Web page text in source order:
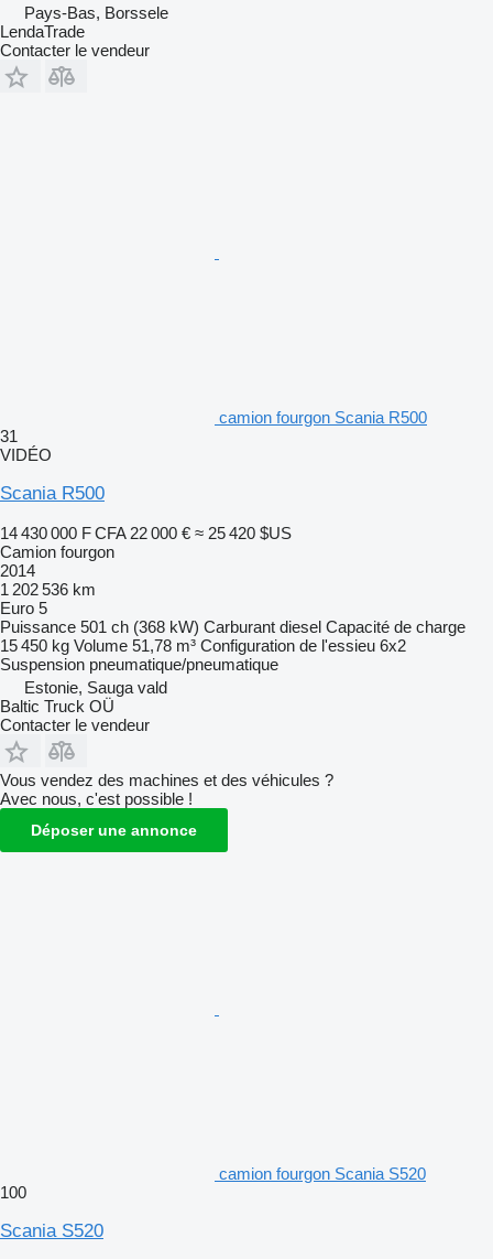
Pays-Bas, Borssele
LendaTrade
Contacter le vendeur
camion fourgon Scania R500
31
VIDÉO
Scania R500
14 430 000 F CFA 22 000 € ≈ 25 420 $US
Camion fourgon
2014
1 202 536 km
Euro 5
Puissance 501 ch (368 kW) Carburant diesel Capacité de charge
15 450 kg Volume 51,78 m³ Configuration de l'essieu 6x2
Suspension pneumatique/pneumatique
Estonie, Sauga vald
Baltic Truck OÜ
Contacter le vendeur
Vous vendez des machines et des véhicules ?
Avec nous, c'est possible !
Déposer une annonce
camion fourgon Scania S520
100
Scania S520